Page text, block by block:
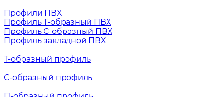
Профили ПВХ
Профиль Т-образный ПВХ
Профиль С-образный ПВХ
Профиль закладной ПВХ
Т-образный профиль
С-образный профиль